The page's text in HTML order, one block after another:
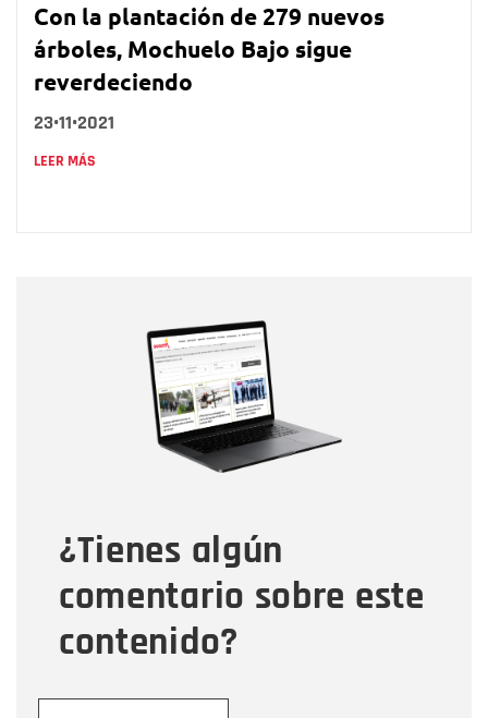
Con la plantación de 279 nuevos
árboles, Mochuelo Bajo sigue
reverdeciendo
23•11•2021
LEER MÁS
¿Tienes algún
comentario sobre este
contenido?
Correo electrónico
Tipo de comentario
Mensaje